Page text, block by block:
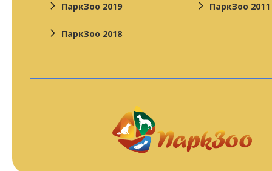
ПаркЗоо 2019
ПаркЗоо 2018
ПаркЗоо 2011